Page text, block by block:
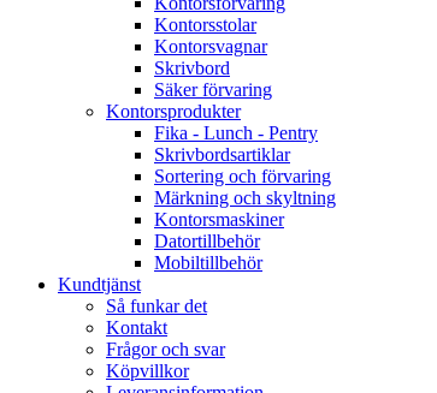
Kontorsstolar
Kontorsvagnar
Skrivbord
Säker förvaring
Kontorsprodukter
Fika - Lunch - Pentry
Skrivbordsartiklar
Sortering och förvaring
Märkning och skyltning
Kontorsmaskiner
Datortillbehör
Mobiltillbehör
Kundtjänst
Så funkar det
Kontakt
Frågor och svar
Köpvillkor